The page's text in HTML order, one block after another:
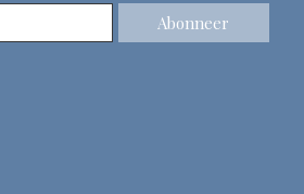
Abonneer